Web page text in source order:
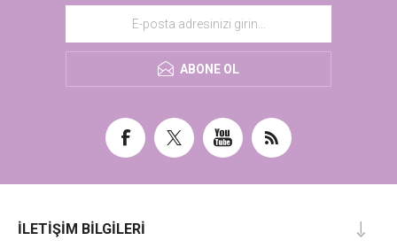
ABONE OL
İLETIŞIM BILGILERI